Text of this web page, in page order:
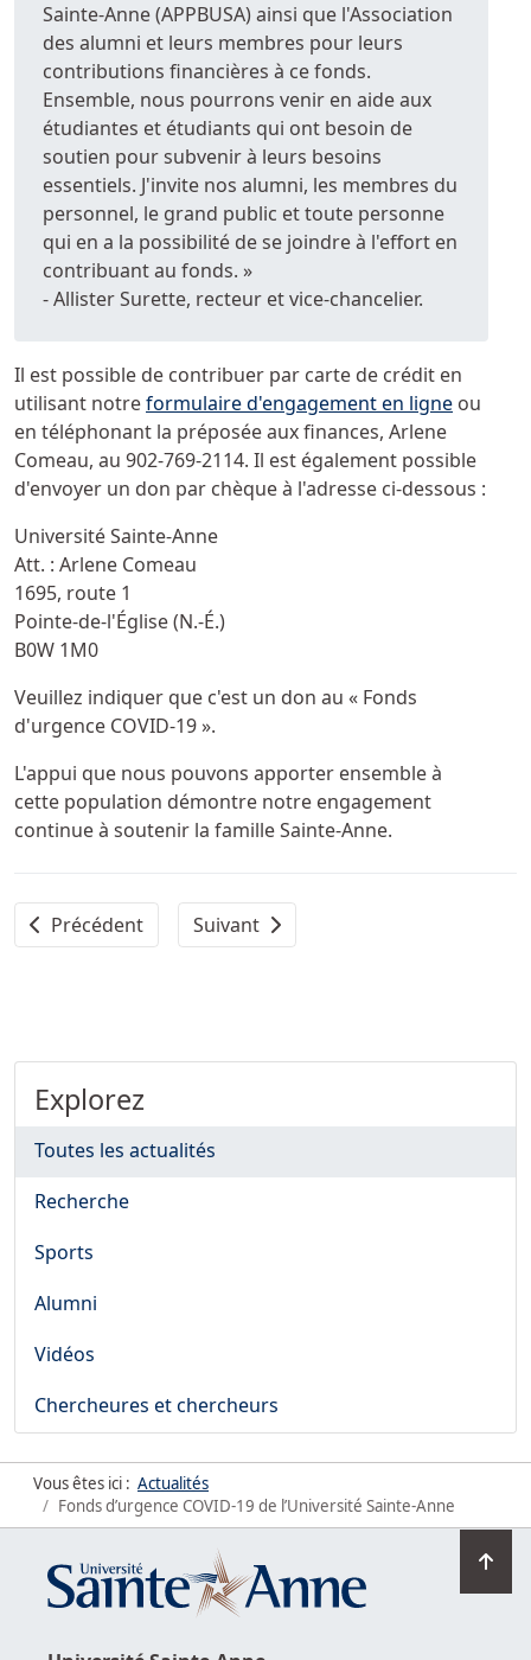
Sainte-Anne (APPBUSA) ainsi que l'Association
des alumni et leurs membres pour leurs
contributions financières à ce fonds.
Ensemble, nous pourrons venir en aide aux
étudiantes et étudiants qui ont besoin de
soutien pour subvenir à leurs besoins
essentiels. J'invite nos alumni, les membres du
personnel, le grand public et toute personne
qui en a la possibilité de se joindre à l'effort en
contribuant au fonds. »
- Allister Surette, recteur et vice-chancelier.
Il est possible de contribuer par carte de crédit en
utilisant notreformulaire d'engagement en ligne ou
en téléphonant la préposée aux finances, Arlene
Comeau, au 902-769-2114. Il est également possible
d'envoyer un don par chèque à l'adresse ci-dessous :
Université Sainte-Anne
Att. : Arlene Comeau
1695, route 1
Pointe-de-l'Église (N.-É.)
B0W 1M0
Veuillez indiquer que c'est un don au « Fonds
d'urgence COVID-19 ».
L'appui que nous pouvons apporter ensemble à
cette population démontre notre engagement
continue à soutenir la famille Sainte-Anne.
Article précédent : Le fonds d’urgence COVID-19 de
Précédent Article suivant : Message aux
Suivant
Explorez
Toutes les actualités
Recherche
Sports
Alumni
Vidéos
Chercheures et chercheurs
Vous êtes ici : Actualités
Fonds d’urgence COVID-19 de l’Université Sainte-Anne
en